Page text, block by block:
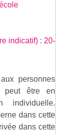
indicatif) : 20-
personnes
peut être en
individuelle.
dans cette
dans cette